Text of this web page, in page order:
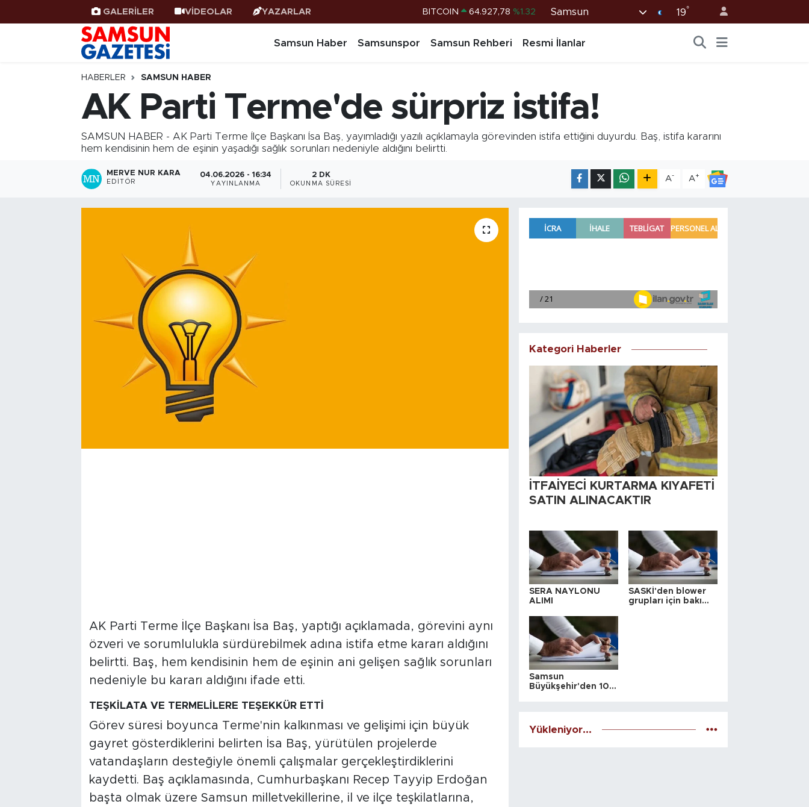
GALERİLER VİDEOLAR YAZARLAR DOLAR 47,5894 %0.08
BİST100 13.703 %11
BITCOIN 64.927,78 %1.32
Samsun 19°
Samsun Haber Samsunspor Samsun Rehberi Resmi İlanlar
HABERLER SAMSUN HABER
AK Parti Terme'de sürpriz istifa!
SAMSUN HABER - AK Parti Terme İlçe Başkanı İsa Baş, yayımladığı yazılı açıklamayla görevinden istifa ettiğini duyurdu. Baş, istifa kararını
hem kendisinin hem de eşinin yaşadığı sağlık sorunları nedeniyle aldığını belirtti.
MERVE NUR KARA
EDITÖR
04.06.2026 - 16:34
YAYINLANMA
2 DK
OKUNMA SÜRESI
A- A+
AK Parti Terme İlçe Başkanı İsa Baş, yaptığı açıklamada, görevini aynı
özveri ve sorumlulukla sürdürebilmek adına istifa etme kararı aldığını
belirtti. Baş, hem kendisinin hem de eşinin ani gelişen sağlık sorunları
nedeniyle bu kararı aldığını ifade etti.
TEŞKİLATA VE TERMELİLERE TEŞEKKÜR ETTİ
Görev süresi boyunca Terme'nin kalkınması ve gelişimi için büyük
gayret gösterdiklerini belirten İsa Baş, yürütülen projelerde
vatandaşların desteğiyle önemli çalışmalar gerçekleştirdiklerini
kaydetti. Baş açıklamasında, Cumhurbaşkanı Recep Tayyip Erdoğan
başta olmak üzere Samsun milletvekillerine, il ve ilçe teşkilatlarına,
Kategori Haberler
İTFAİYECİ KURTARMA KIYAFETİ
SATIN ALINACAKTIR
SERA NAYLONU
ALIMI
SASKİ'den blower
grupları için bakım
Samsun
Büyükşehir'den 10
Yükleniyor...
Samsun Haber
Samsunspor
Samsun Rehberi
Resmi İlanlar
Samsun Nöbetçi Eczaneler
Samsun Hava Durumu
SAMSUN Namaz Vakitleri
Samsun Trafik Yoğunluk Haritası
Süper Lig Puan Durumu ve Fikstür